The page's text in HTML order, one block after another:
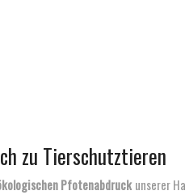
zu Tierschutztieren
Pfotenabdruck unserer